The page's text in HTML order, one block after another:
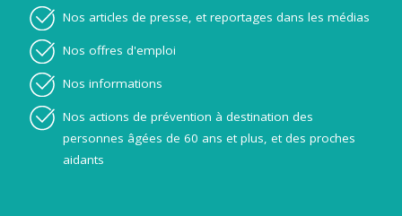
Nos articles de presse, et reportages dans les médias
Nos offres d'emploi
Nos informations
Nos actions de prévention à destination des
personnes âgées de 60 ans et plus, et des proches
aidants